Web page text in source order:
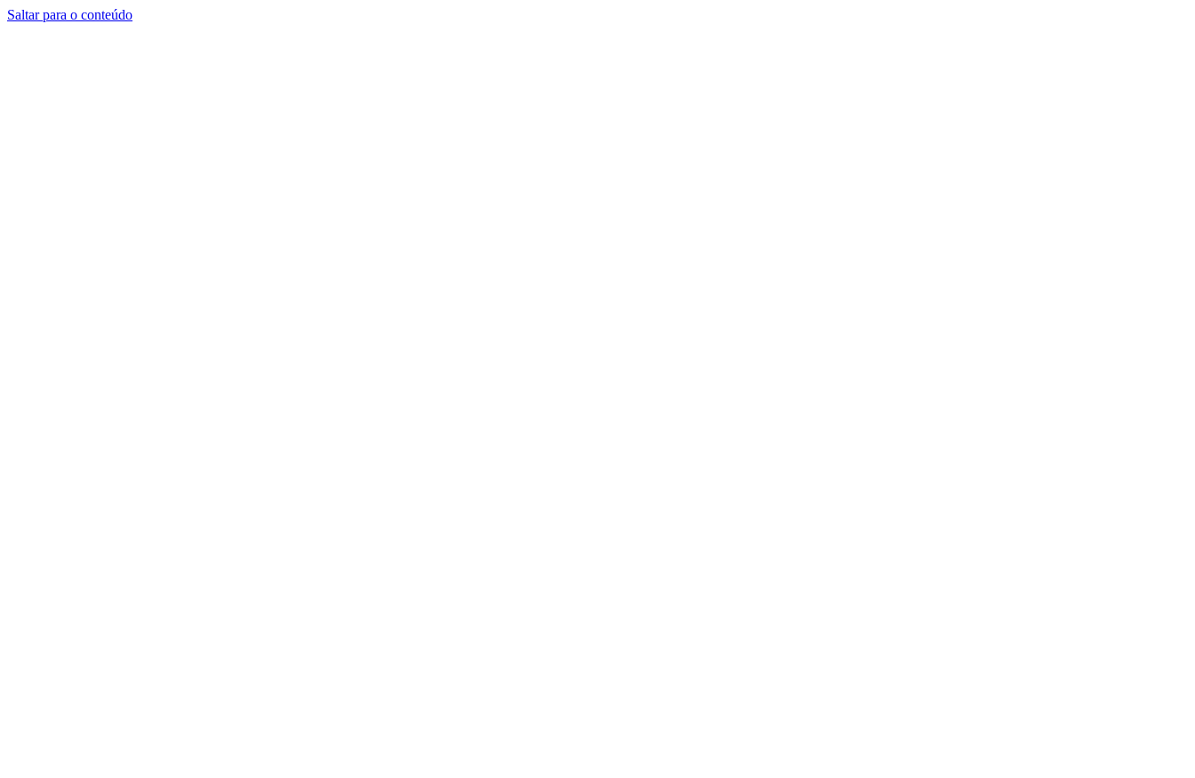
Saltar para o conteúdo